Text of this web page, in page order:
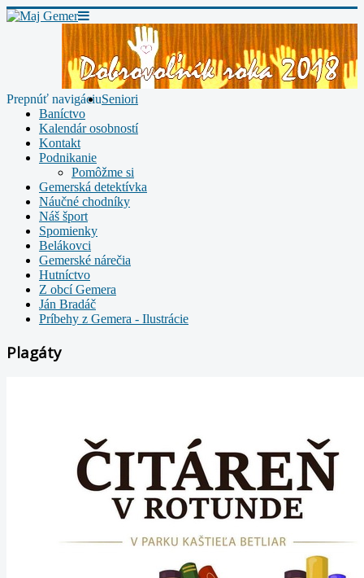
Prepnúť navigáciuSeniori
Baníctvo
Kalendár osobností
Kontakt
Podnikanie
Pomôžme si
Gemerská detektívka
Náučné chodníky
Náš šport
Spomienky
Belákovci
Gemerské nárečia
Hutníctvo
Z obcí Gemera
Ján Bradáč
Príbehy z Gemera - Ilustrácie
Plagáty